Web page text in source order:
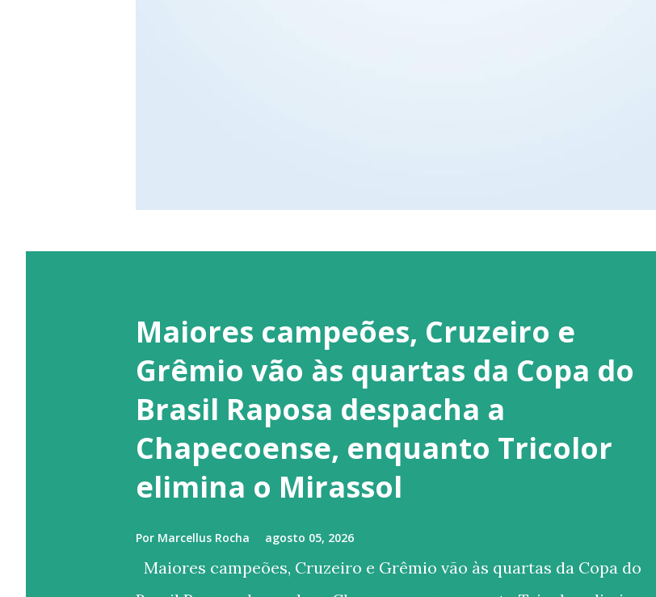
Maiores campeões, Cruzeiro e
Grêmio vão às quartas da Copa do
Brasil Raposa despacha a
Chapecoense, enquanto Tricolor
elimina o Mirassol
Por Marcellus Rocha agosto 05, 2026
Maiores campeões, Cruzeiro e Grêmio vão às quartas da Copa do